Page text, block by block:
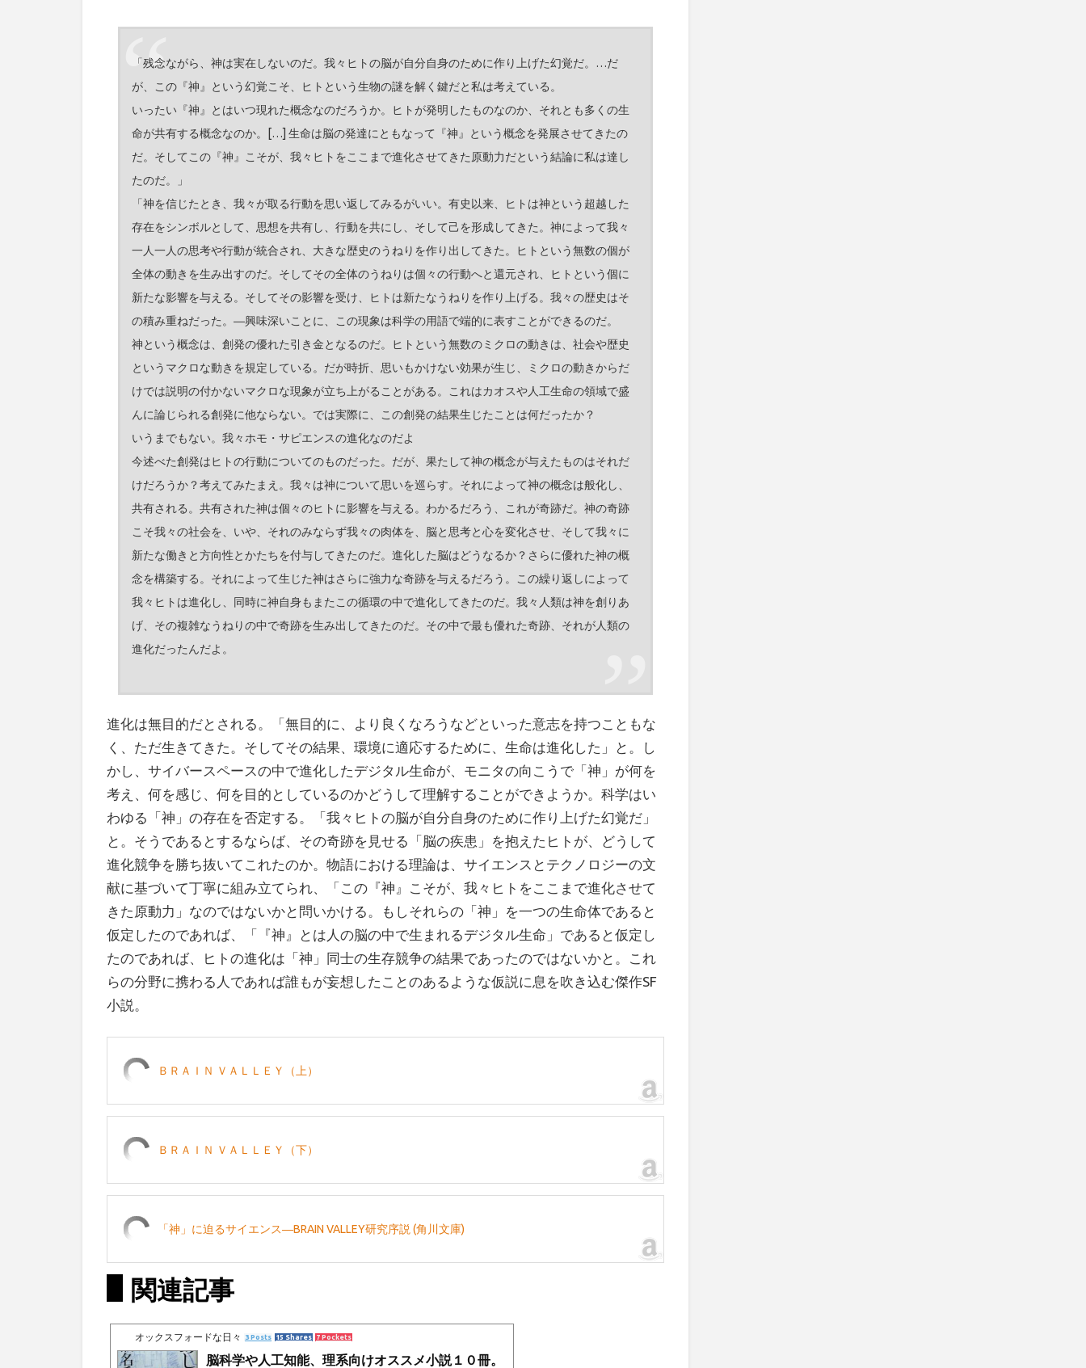
「残念ながら、神は実在しないのだ。我々ヒトの脳が自分自身のために作り上げた幻覚だ。…だ
が、この『神』という幻覚こそ、ヒトという生物の謎を解く鍵だと私は考えている。
いったい『神』とはいつ現れた概念なのだろうか。ヒトが発明したものなのか、それとも多くの生
命が共有する概念なのか。[…] 生命は脳の発達にともなって『神』という概念を発展させてきたの
だ。そしてこの『神』こそが、我々ヒトをここまで進化させてきた原動力だという結論に私は達し
たのだ。」
「神を信じたとき、我々が取る行動を思い返してみるがいい。有史以来、ヒトは神という超越した
存在をシンボルとして、思想を共有し、行動を共にし、そして己を形成してきた。神によって我々
一人一人の思考や行動が統合され、大きな歴史のうねりを作り出してきた。ヒトという無数の個が
全体の動きを生み出すのだ。そしてその全体のうねりは個々の行動へと還元され、ヒトという個に
新たな影響を与える。そしてその影響を受け、ヒトは新たなうねりを作り上げる。我々の歴史はそ
の積み重ねだった。―興味深いことに、この現象は科学の用語で端的に表すことができるのだ。
神という概念は、創発の優れた引き金となるのだ。ヒトという無数のミクロの動きは、社会や歴史
というマクロな動きを規定している。だが時折、思いもかけない効果が生じ、ミクロの動きからだ
けでは説明の付かないマクロな現象が立ち上がることがある。これはカオスや人工生命の領域で盛
んに論じられる創発に他ならない。では実際に、この創発の結果生じたことは何だったか？
いうまでもない。我々ホモ・サピエンスの進化なのだよ
今述べた創発はヒトの行動についてのものだった。だが、果たして神の概念が与えたものはそれだ
けだろうか？考えてみたまえ。我々は神について思いを巡らす。それによって神の概念は般化し、
共有される。共有された神は個々のヒトに影響を与える。わかるだろう、これが奇跡だ。神の奇跡
こそ我々の社会を、いや、それのみならず我々の肉体を、脳と思考と心を変化させ、そして我々に
新たな働きと方向性とかたちを付与してきたのだ。進化した脳はどうなるか？さらに優れた神の概
念を構築する。それによって生じた神はさらに強力な奇跡を与えるだろう。この繰り返しによって
我々ヒトは進化し、同時に神自身もまたこの循環の中で進化してきたのだ。我々人類は神を創りあ
げ、その複雑なうねりの中で奇跡を生み出してきたのだ。その中で最も優れた奇跡、それが人類の
進化だったんだよ。
進化は無目的だとされる。「無目的に、より良くなろうなどといった意志を持つこともな
く、ただ生きてきた。そしてその結果、環境に適応するために、生命は進化した」と。し
かし、サイバースペースの中で進化したデジタル生命が、モニタの向こうで「神」が何を
考え、何を感じ、何を目的としているのかどうして理解することができようか。科学はい
わゆる「神」の存在を否定する。「我々ヒトの脳が自分自身のために作り上げた幻覚だ」
と。そうであるとするならば、その奇跡を見せる「脳の疾患」を抱えたヒトが、どうして
進化競争を勝ち抜いてこれたのか。物語における理論は、サイエンスとテクノロジーの文
献に基づいて丁寧に組み立てられ、「この『神』こそが、我々ヒトをここまで進化させて
きた原動力」なのではないかと問いかける。もしそれらの「神」を一つの生命体であると
仮定したのであれば、「『神』とは人の脳の中で生まれるデジタル生命」であると仮定し
たのであれば、ヒトの進化は「神」同士の生存競争の結果であったのではないかと。これ
らの分野に携わる人であれば誰もが妄想したことのあるような仮説に息を吹き込む傑作SF
小説。
ＢＲＡＩＮ ＶＡＬＬＥＹ（上）
ＢＲＡＩＮ ＶＡＬＬＥＹ（下）
「神」に迫るサイエンス―BRAIN VALLEY研究序説 (角川文庫)
関連記事
オックスフォードな日々 3 Posts 15 Shares 7 Pockets
脳科学や人工知能、理系向けオススメ小説１０冊。